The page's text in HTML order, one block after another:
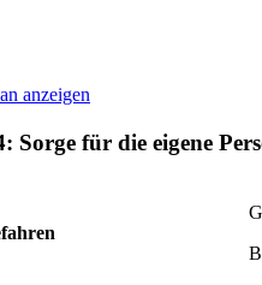
anzeigen
Sorge für die eigene